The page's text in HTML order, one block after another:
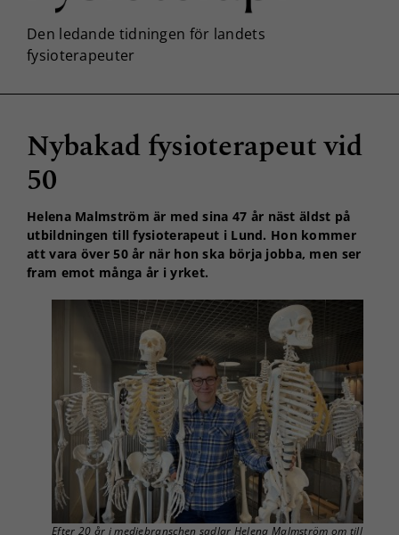
Nybakad fysioterapeut vid
50
Helena Malmström är med sina 47 år näst äldst på
utbildningen till fysioterapeut i Lund. Hon kommer
att vara över 50 år när hon ska börja jobba, men ser
fram emot många år i yrket.
Efter 20 år i mediebranschen sadlar Helena Malmström om till